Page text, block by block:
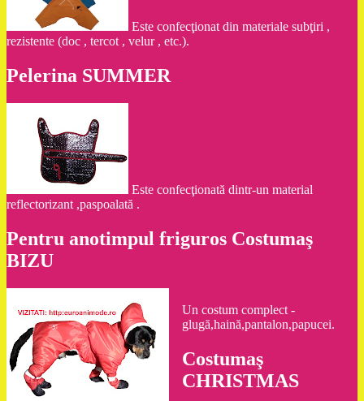
Este confecţionat din materiale subţiri ,
rezistente (doc , tercot , velur , etc.).
Pelerina SUMMER
Este confecţionată dintr-un material
reflectorizant ,paspoalată .
Pentru anotimpul friguros Costumaş
BIZU
Un costum complect -
glugă,haină,pantalon,papucei.
Costumaş
CHRISTMAS